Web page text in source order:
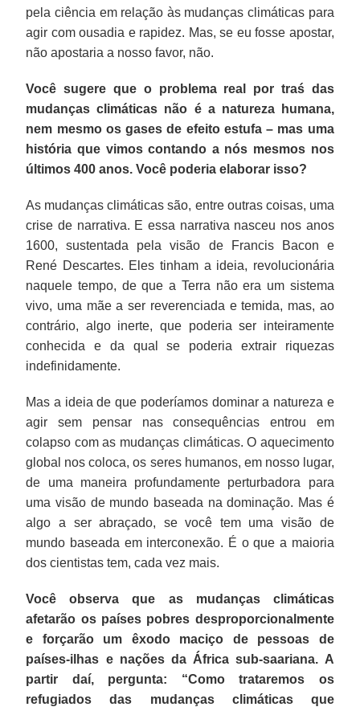
pela ciência em relação às mudanças climáticas para
agir com ousadia e rapidez. Mas, se eu fosse apostar,
não apostaria a nosso favor, não.
Você sugere que o problema real por traś das
mudanças climáticas não é a natureza humana,
nem mesmo os gases de efeito estufa – mas uma
história que vimos contando a nós mesmos nos
últimos 400 anos. Você poderia elaborar isso?
As mudanças climáticas são, entre outras coisas, uma
crise de narrativa. E essa narrativa nasceu nos anos
1600, sustentada pela visão de Francis Bacon e
René Descartes. Eles tinham a ideia, revolucionária
naquele tempo, de que a Terra não era um sistema
vivo, uma mãe a ser reverenciada e temida, mas, ao
contrário, algo inerte, que poderia ser inteiramente
conhecida e da qual se poderia extrair riquezas
indefinidamente.
Mas a ideia de que poderíamos dominar a natureza e
agir sem pensar nas consequências entrou em
colapso com as mudanças climáticas. O aquecimento
global nos coloca, os seres humanos, em nosso lugar,
de uma maneira profundamente perturbadora para
uma visão de mundo baseada na dominação. Mas é
algo a ser abraçado, se você tem uma visão de
mundo baseada em interconexão. É o que a maioria
dos cientistas tem, cada vez mais.
Você observa que as mudanças climáticas
afetarão os países pobres desproporcionalmente
e forçarão um êxodo maciço de pessoas de
países-ilhas e nações da África sub-saariana. A
partir daí, pergunta: “Como trataremos os
refugiados das mudanças climáticas que